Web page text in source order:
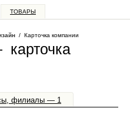
ТОВАРЫ
/ Карточка компании
филиалы — 1